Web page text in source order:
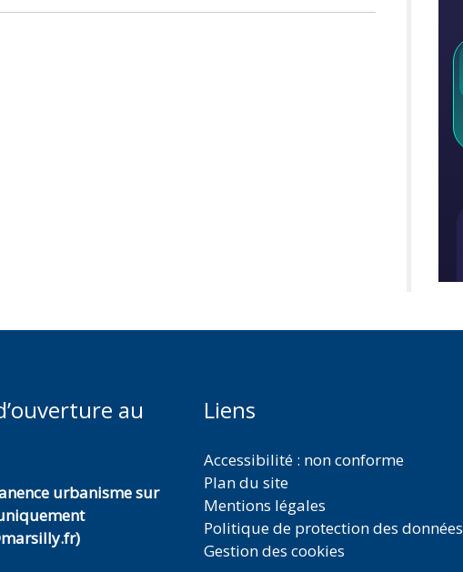
au
urbanisme sur
Liens
Accessibilité : non conforme
Plan du site
Mentions légales
Politique de protection des données
Gestion des cookies